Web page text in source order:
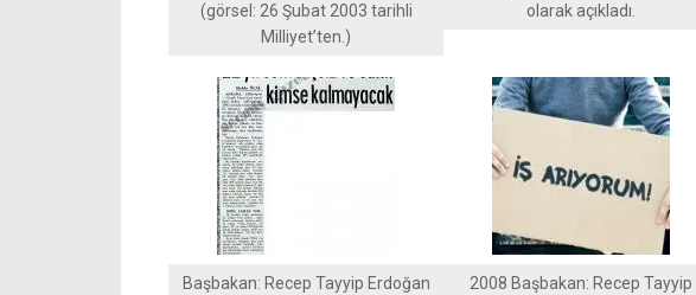
(görsel: 26 Şubat 2003 tarihli
Milliyet’ten.)
olarak açıkladı.
Başbakan: Recep Tayyip Erdoğan
2008 Başbakan: Recep Tayyip